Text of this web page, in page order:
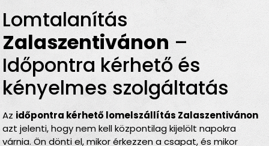
Lomtalanítás
Zalaszentivánon –
Időpontra kérhető és
kényelmes szolgáltatás
Az időpontra kérhető lomelszállítás Zalaszentivánon
azt jelenti, hogy nem kell központilag kijelölt napokra
várnia. Ön dönti el, mikor érkezzen a csapat, és mikor